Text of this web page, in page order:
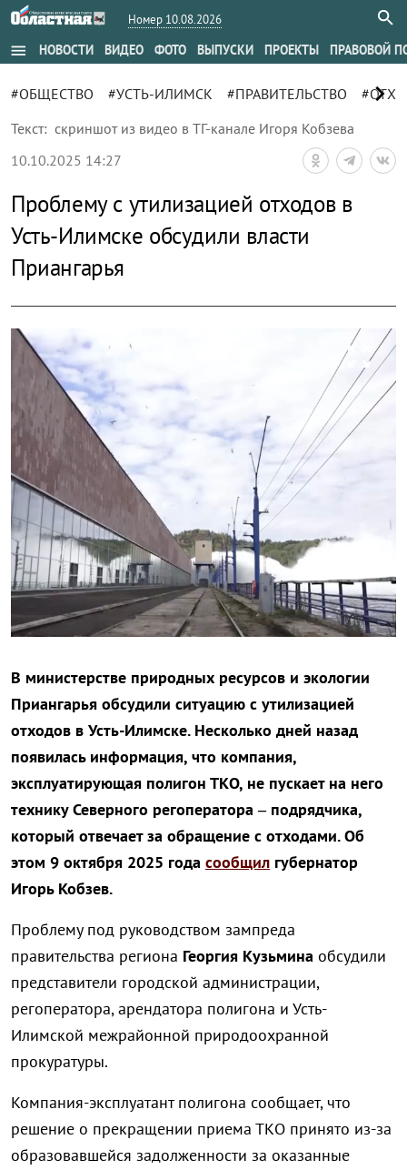
Номер 10.08.2026
menu НОВОСТИ ВИДЕО ФОТО ВЫПУСКИ ПРОЕКТЫ ПРАВОВОЙ
#ОБЩЕСТВО #УСТЬ-ИЛИМСК #ПРАВИТЕЛЬСТВО chevron_right
Текст: скриншот из видео в ТГ-канале Игоря Кобзева
10.10.2025 14:27
Проблему с утилизацией отходов в
Усть-Илимске обсудили власти
Приангарья
zoom_out_map
В министерстве природных ресурсов и экологии
Приангарья обсудили ситуацию с утилизацией
отходов в Усть-Илимске. Несколько дней назад
появилась информация, что компания,
эксплуатирующая полигон ТКО, не пускает на него
техникуСеверного регоператора – подрядчика,
который отвечает за обращение с отходами.Об
этом 9 октября 2025 года сообщил губернатор
Игорь Кобзев.
Проблему под руководством зампреда
правительства региона Георгия Кузьмина обсудили
представители городской администрации,
регоператора, арендатора полигона и Усть-
Илимской межрайонной природоохранной
прокуратуры.
Компания-эксплуатант полигона сообщает, что
решение о прекращении приема ТКО принято из-за
образовавшейся задолженности за оказанные